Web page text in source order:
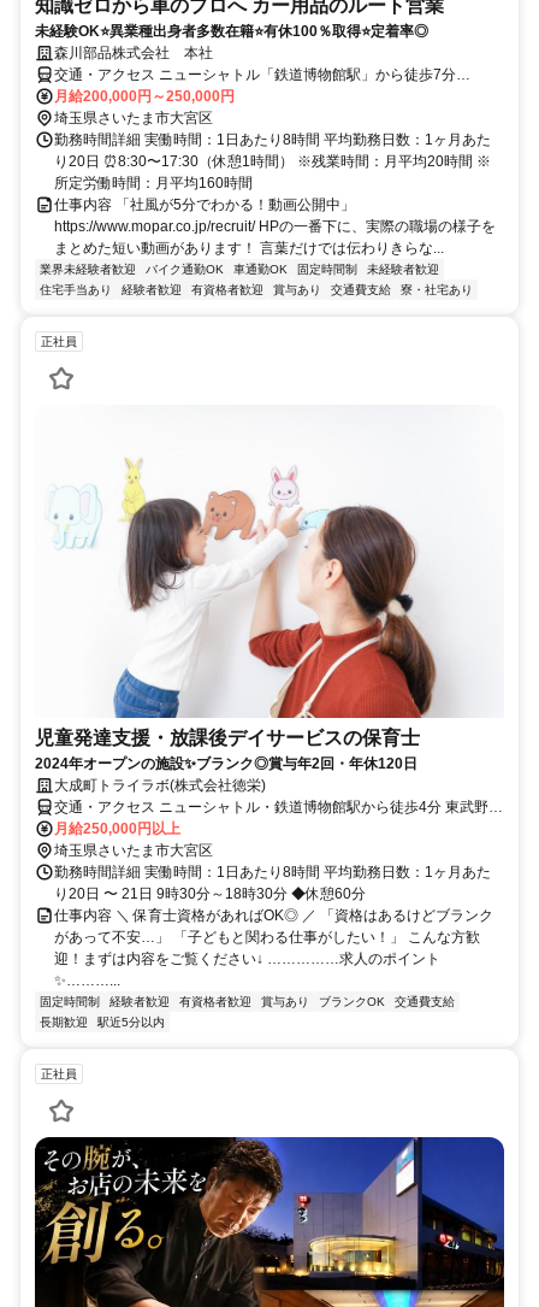
知識ゼロから車のプロへ カー用品のルート営業
未経験OK⭐異業種出身者多数在籍⭐有休100％取得⭐定着率◎
森川部品株式会社 本社
交通・アクセス ニューシャトル「鉄道博物館駅」から徒歩7分
※JR「大宮駅」からのアクセスも便利
月給200,000円～250,000円
埼玉県さいたま市大宮区
勤務時間詳細 実働時間：1日あたり8時間 平均勤務日数：1ヶ月あた
り20日 ⏰8:30〜17:30（休憩1時間） ※残業時間：月平均20時間 ※
所定労働時間：月平均160時間
仕事内容 「社風が5分でわかる！動画公開中」
https://www.mopar.co.jp/recruit/ HPの一番下に、実際の職場の様子を
まとめた短い動画があります！ 言葉だけでは伝わりきらな...
業界未経験者歓迎 バイク通勤OK 車通勤OK 固定時間制
未経験者歓迎
住宅手当あり
経験者歓迎 有資格者歓迎 賞与あり 交通費支給 寮・社宅あり
正社員
児童発達支援・放課後デイサービスの保育士
2024年オープンの施設✨ブランク◎賞与年2回・年休120日
大成町トライラボ(株式会社徳栄)
交通・アクセス ニューシャトル・鉄道博物館駅から徒歩4分 東武野田
線・北大宮駅から徒歩15分
月給250,000円以上
埼玉県さいたま市大宮区
勤務時間詳細 実働時間：1日あたり8時間 平均勤務日数：1ヶ月あた
り20日 〜 21日 9時30分～18時30分 ◆休憩60分
仕事内容 ＼ 保育士資格があればOK◎ ／ 「資格はあるけどブランク
があって不安…」 「子どもと関わる仕事がしたい！」 こんな方歓
迎！まずは内容をご覧ください↓ ……………求人のポイント
✨………...
固定時間制 経験者歓迎 有資格者歓迎 賞与あり ブランクOK
交通費支給
長期歓迎
駅近5分以内
正社員